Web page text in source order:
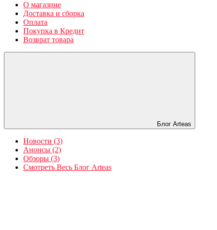
О магазине
Доставка и сборка
Оплата
Покупка в Кредит
Возврат товара
Блог Arteas
Новости (3)
Анонсы (2)
Обзоры (3)
Смотреть Весь Блог Arteas